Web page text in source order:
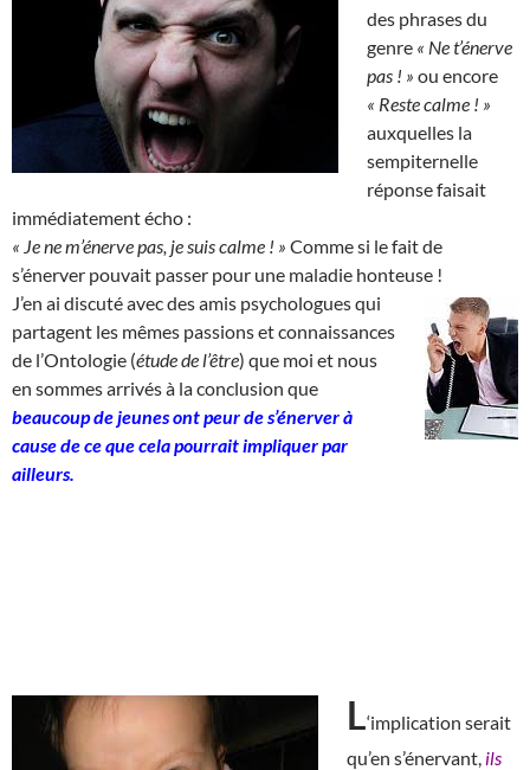
des phrases du
genre « Ne t’énerve
pas ! » ou encore
« Reste calme ! »
auxquelles la
sempiternelle
réponse faisait
immédiatement écho :
« Je ne m’énerve pas, je suis calme ! » Comme si le fait de
s’énerver pouvait passer pour une maladie honteuse !
J’en ai discuté avec des amis psychologues qui
partagent les mêmes passions et connaissances
de l’Ontologie (étude de l’être) que moi et nous
en sommes arrivés à la conclusion que
beaucoup de jeunes ont peur de s’énerver à
cause de ce que cela pourrait impliquer par
ailleurs.
L‘implication serait
qu’en s’énervant, ils